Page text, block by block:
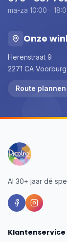
ma-za 10:00 -
Onze
Herenstraat 9
2271 CA Voorburg
Route plannen
Al 30+ jaar dé
Klantenservice